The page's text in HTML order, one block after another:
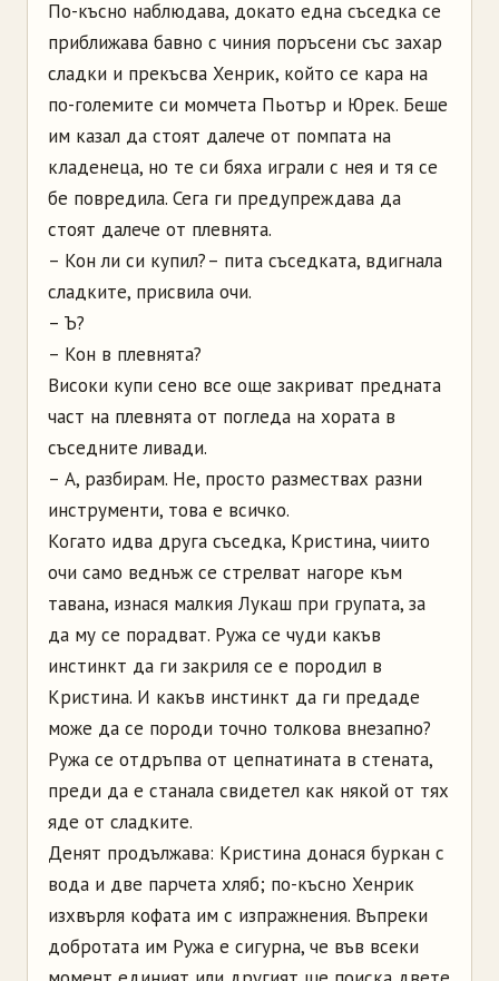
По-късно наблюдава, докато една съседка се
приближава бавно с чиния поръсени със захар
сладки и прекъсва Хенрик, който се кара на
по-големите си момчета Пьотър и Юрек. Беше
им казал да стоят далече от помпата на
кладенеца, но те си бяха играли с нея и тя се
бе повредила. Сега ги предупреждава да
стоят далече от плевнята.
– Кон ли си купил? – пита съседката, вдигнала
сладките, присвила очи.
– Ъ?
– Кон в плевнята?
Високи купи сено все още закриват предната
част на плевнята от погледа на хората в
съседните ливади.
– А, разбирам. Не, просто размествах разни
инструменти, това е всичко.
Когато идва друга съседка, Кристина, чиито
очи само веднъж се стрелват нагоре към
тавана, изнася малкия Лукаш при групата, за
да му се порадват. Ружа се чуди какъв
инстинкт да ги закриля се е породил в
Кристина. И какъв инстинкт да ги предаде
може да се породи точно толкова внезапно?
Ружа се отдръпва от цепнатината в стената,
преди да е станала свидетел как някой от тях
яде от сладките.
Денят продължава: Кристина донася буркан с
вода и две парчета хляб; по-късно Хенрик
изхвърля кофата им с изпражнения. Въпреки
добротата им Ружа е сигурна, че във всеки